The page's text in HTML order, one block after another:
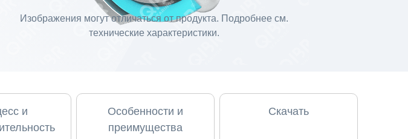
Изображения могут отличаться от продукта. Подробнее см.
технические характеристики.
и
Особенности и
преимущества
Скачать